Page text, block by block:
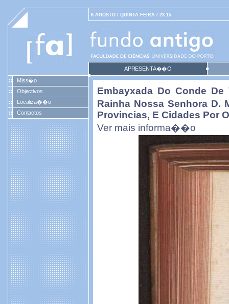
6 AGOSTO / QUINTA FEIRA / 23:15
APRESENTA��O
Miss�o
Objectivos
Localiza��o
Contactos
Embayxada Do Conde
Rainha Nossa Senhora D.
Provincias, E Cidades Por
Ver mais informa��o